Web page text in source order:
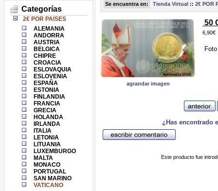
Categorías
2€ POR PAISES
ALEMANIA
ANDORRA
AUSTRIA
BELGICA
CHIPRE
CROACIA
ESLOVAQUIA
ESLOVENIA
ESPAÑA
ESTONIA
FINLANDIA
FRANCIA
GRECIA
HOLANDA
IRLANDA
ITALIA
LETONIA
LITUANIA
LUXEMBURGO
MALTA
MONACO
PORTUGAL
SAN MARINO
VATICANO
Se encuentra en: Tienda Virtual:: 2€ POR
agrandar imagen
50
6,90€
¿Has encontrado
Este producto fue